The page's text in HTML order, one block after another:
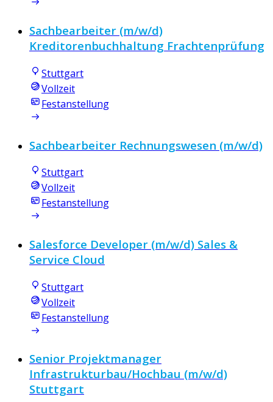
Sachbearbeiter (m/w/d)
Kreditorenbuchhaltung Frachtenprüfung
Stuttgart
Vollzeit
Festanstellung
Sachbearbeiter Rechnungswesen (m/w/d)
Stuttgart
Vollzeit
Festanstellung
Salesforce Developer (m/w/d) Sales &
Service Cloud
Stuttgart
Vollzeit
Festanstellung
Senior Projektmanager
Infrastrukturbau/Hochbau (m/w/d)
Stuttgart